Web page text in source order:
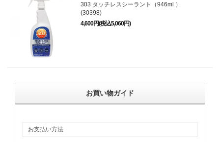
303 タッチレスシーラント（946ml ）
(30398)
4,600円(税込5,060円)
お買い物ガイド
お支払い方法